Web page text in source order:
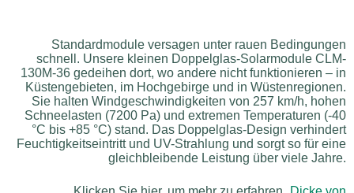
Standardmodule versagen unter rauen Bedingungen
schnell. Unsere kleinen Doppelglas-Solarmodule CLM-
130M-36 gedeihen dort, wo andere nicht funktionieren – in
Küstengebieten, im Hochgebirge und in Wüstenregionen.
Sie halten Windgeschwindigkeiten von 257 km/h, hohen
Schneelasten (7200 Pa) und extremen Temperaturen (-40
°C bis +85 °C) stand. Das Doppelglas-Design verhindert
Feuchtigkeitseintritt und UV-Strahlung und sorgt so für eine
gleichbleibende Leistung über viele Jahre.